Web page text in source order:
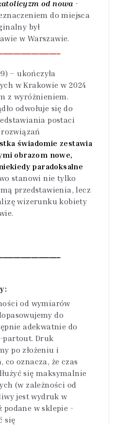
od nowa -
do miejsca
był
w Warszawie.
– ukończyła
w Krakowie w 2024
z wyróżnieniem.
odwołuje się do
postaci
świadomie zestawia
obrazom nowe,
paradoksalne
stanowi nie tylko
przedstawienia, lecz
wizerunku kobiety
od wymiarów
do
adekwatnie do
partout. Druk
po złożeniu i
co oznacza, że czas
się maksymalnie
(w zależności od
jest wydruk w
w sklepie -
się